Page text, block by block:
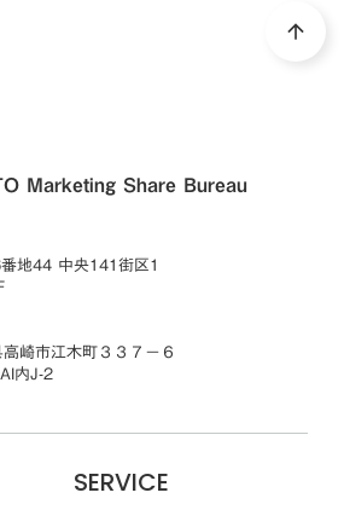
Marketing Share Bureau
地44 中央141街区1
崎市江木町３３７−６
内J-2
SERVICE
arrow_upward